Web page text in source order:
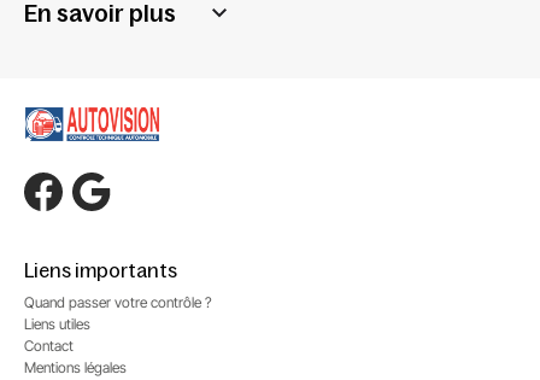
En savoir plus
Liens importants
Quand passer votre contrôle ?
Liens utiles
Contact
Mentions légales